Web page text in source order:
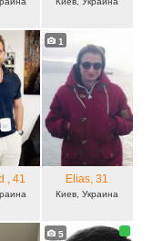
, 41
1
Elias, 31
Киев, Украина
5